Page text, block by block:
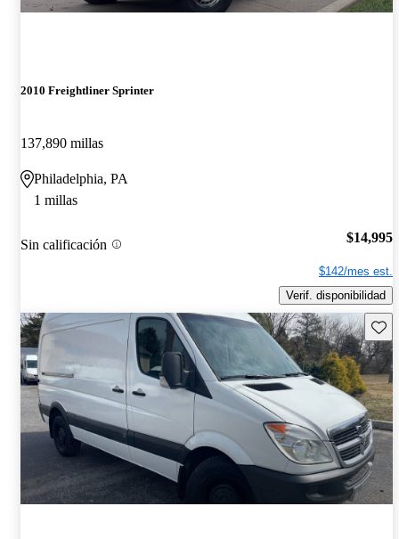
2010 Freightliner Sprinter
137,890 millas
Philadelphia, PA
1 millas
Sin calificación $14,995
$142/mes est.
Verif. disponibilidad